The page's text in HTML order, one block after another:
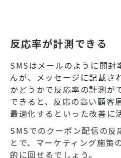
反応率が計測できる
SMSはメールのように開封
んが、メッセージに記載さ
かどうかで反応率の計測が
できると、反応の高い顧客
最適化するといった改善に
SMSでのクーポン配信の反
とで、マーケティング施策
的に回せるでしょう。